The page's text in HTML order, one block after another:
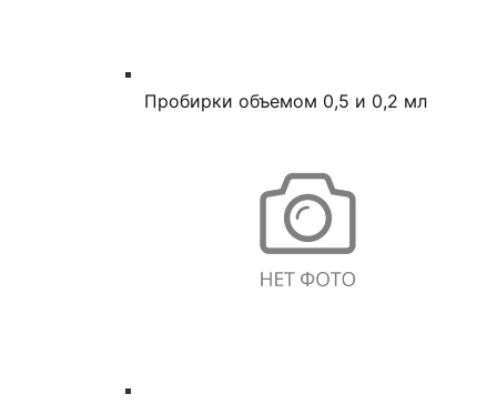
Пробирки объемом 0,5 и 0,2 мл